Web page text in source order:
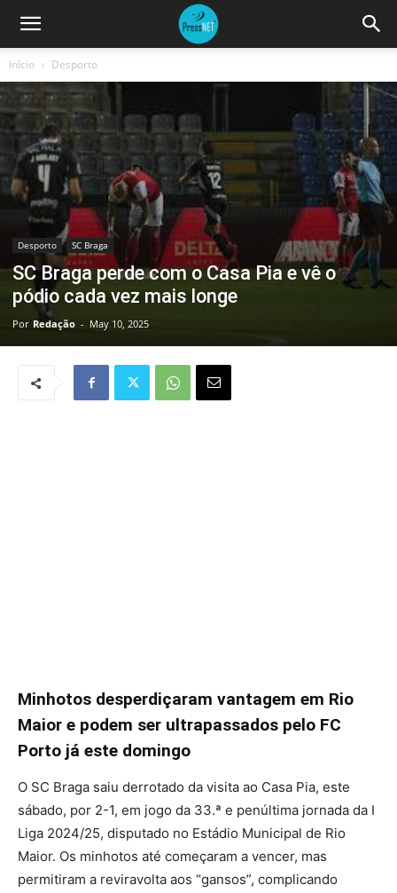
Início Desporto
Desporto SC Braga
SC Braga perde com o Casa Pia e vê o
pódio cada vez mais longe
Por Redação - May 10, 2025
Minhotos desperdiçaram vantagem em Rio
Maior e podem ser ultrapassados pelo FC
Porto já este domingo
O SC Braga saiu derrotado da visita ao Casa Pia, este
sábado, por 2-1, em jogo da 33.ª e penúltima jornada da I
Liga 2024/25, disputado no Estádio Municipal de Rio
Maior. Os minhotos até começaram a vencer, mas
permitiram a reviravolta aos “gansos”, complicando